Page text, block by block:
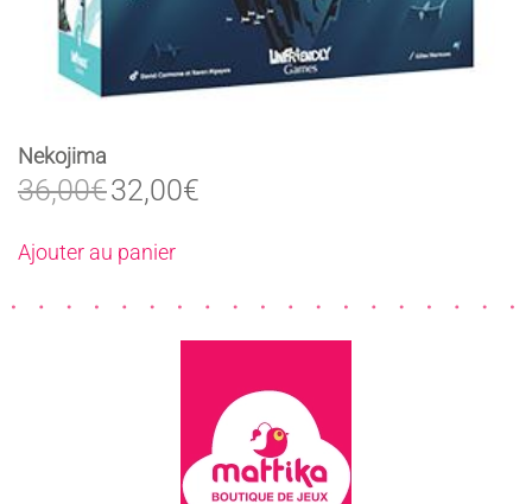
Nekojima
36,00€ Le
prix
était :
32,00€
Ajouter au panier